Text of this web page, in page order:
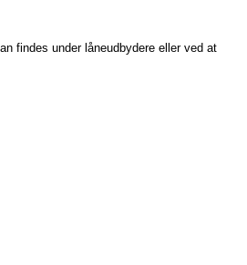
findes under låneudbydere eller ved at